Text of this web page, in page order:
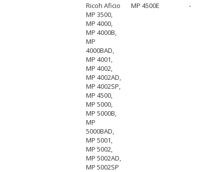
Ricoh Aficio
MP 3500,
MP 4000,
MP 4000B,
MP
4000BAD,
MP 4001,
MP 4002,
MP 4002AD,
MP 4002SP,
MP 4500,
MP 5000,
MP 5000B,
MP
5000BAD,
MP 5001,
MP 5002,
MP 5002AD,
MP 5002SP
MP 4500E -